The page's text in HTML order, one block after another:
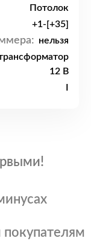
Потолок
+1-[+35]
нельзя
12 В